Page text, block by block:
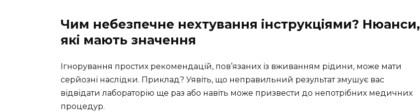
Чим небезпечне нехтування інструкціями? Нюанси,
які мають значення
Ігнорування простих рекомендацій, пов’язаних із вживанням рідини, може мати
серйозні наслідки. Приклад? Уявіть, що неправильний результат змушує вас
відвідати лабораторію ще раз або навіть може призвести до непотрібних медичних
процедур.